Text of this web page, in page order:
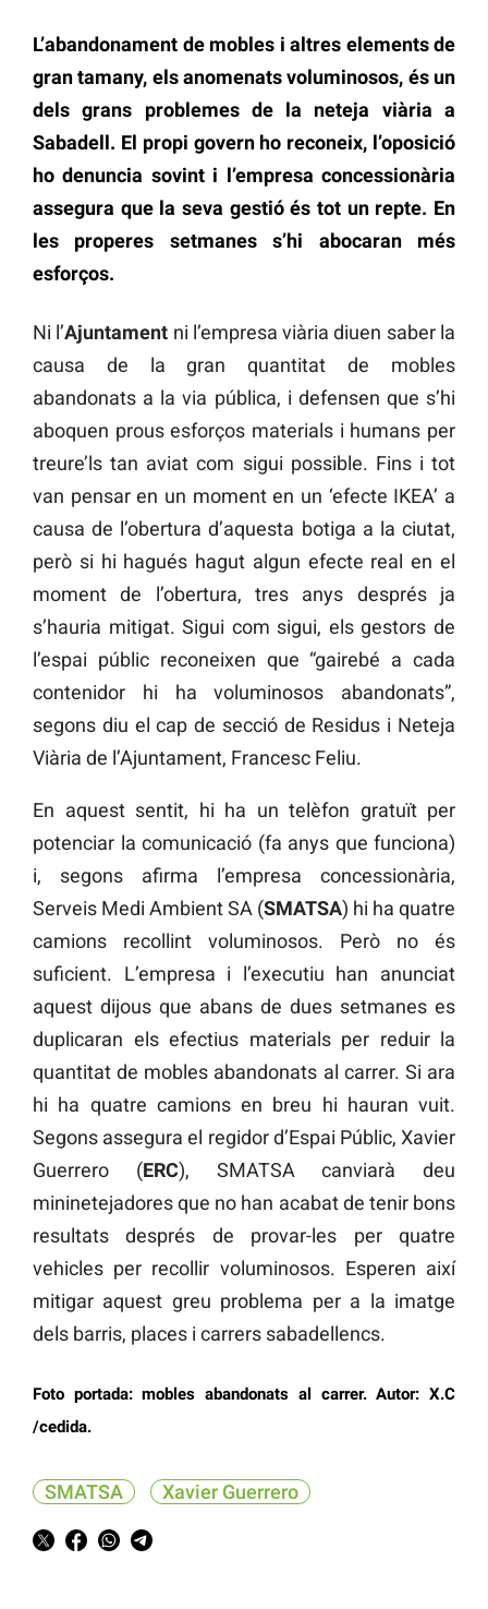
L’abandonament de mobles i altres elements de
gran tamany, els anomenats voluminosos, és un
dels grans problemes de la neteja viària a
Sabadell. El propi govern ho reconeix, l’oposició
ho denuncia sovint i l’empresa concessionària
assegura que la seva gestió és tot un repte. En
les properes setmanes s’hi abocaran més
esforços.
Ni l’Ajuntament ni l’empresa viària diuen saber la
causa de la gran quantitat de mobles
abandonats a la via pública, i defensen que s’hi
aboquen prous esforços materials i humans per
treure’ls tan aviat com sigui possible. Fins i tot
van pensar en un moment en un ‘efecte IKEA’ a
causa de l’obertura d’aquesta botiga a la ciutat,
però si hi hagués hagut algun efecte real en el
moment de l’obertura, tres anys després ja
s’hauria mitigat. Sigui com sigui, els gestors de
l’espai públic reconeixen que “gairebé a cada
contenidor hi ha voluminosos abandonats”,
segons diu el cap de secció de Residus i Neteja
Viària de l’Ajuntament, Francesc Feliu.
En aquest sentit, hi ha un telèfon gratuït per
potenciar la comunicació (fa anys que funciona)
i, segons afirma l’empresa concessionària,
Serveis Medi Ambient SA (SMATSA) hi ha quatre
camions recollint voluminosos. Però no és
suficient. L’empresa i l’executiu han anunciat
aquest dijous que abans de dues setmanes es
duplicaran els efectius materials per reduir la
quantitat de mobles abandonats al carrer. Si ara
hi ha quatre camions en breu hi hauran vuit.
Segons assegura el regidor d’Espai Públic, Xavier
Guerrero (ERC), SMATSA canviarà deu
mininetejadores que no han acabat de tenir bons
resultats després de provar-les per quatre
vehicles per recollir voluminosos. Esperen així
mitigar aquest greu problema per a la imatge
dels barris, places i carrers sabadellencs.
Foto portada: mobles abandonats al carrer. Autor: X.C
/cedida.
SMATSA Xavier Guerrero